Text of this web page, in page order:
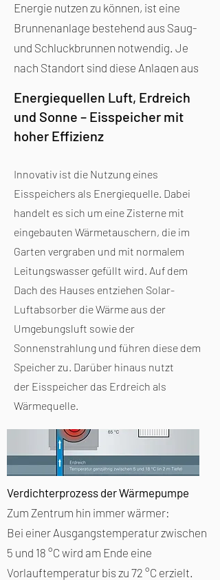
äußerst langlebigen Betrieb aus. Zur
Wärmeerzeugung wird in der Natur
vorhandene Wärme entzogen und mit ihr
ein Kältemittel verdampft, das bereits bei
geringer Temperatur siedet.
Der strombetriebene Verdichter
komprimiert das dabei entstehende Gas
Temperaturniveau. Ein Wärmetauscher
überträgt die Energie aus dem
erwärmten Gas auf den Heizkreislauf.
Dabei verflüssigt sich das noch unter
Druck stehende Kältemittel wieder und
wird in einem Expansionsventil
entspannt. Die Temperatur sinkt dabei
stark ab. Danach beginnt der Kreislauf
und mit ihm das Heizen mit Wärmepumpe
von vorn.
Verdichterprozess der Wärmepumpe
Zum Zentrum hin immer wärmer:
Bei einer Ausgangstemperatur zwischen
5 und 18 °C wird am Ende eine
Vorlauftemperatur bis zu 72 °C erzielt.
Energie nutzen zu können, ist eine
Brunnenanlage bestehend aus Saug-
und Schluckbrunnen notwendig. Je
nach Standort sind diese Anlagen aus
nicht zugelassen.
Aber auch in Gegenden, wo eine
das nicht automatisch einen
wirtschaftlichen Betrieb. Denn die
Wasserzusammensetzung hat einen
entscheidenden Einfluss auf den
reibungslosen und effizienten
Wärmepumpenbetrieb. Ist die Nutzung
einer Wasser-Wasser-Wärmepumpe
nicht möglich, bietet sich in der Praxis
die Sole-Wasser-Wärmepumpe mit
Eisspeicher oder Erdkollektoren als
gute Alternative an.
Energiequellen Luft, Erdreich
und Sonne – Eisspeicher mit
hoher Effizienz
Innovativ ist die Nutzung eines
Eisspeichers als Energiequelle. Dabei
handelt es sich um eine Zisterne mit
eingebauten Wärmetauschern, die im
Garten vergraben und mit normalem
Leitungswasser gefüllt wird. Auf dem
Dach des Hauses entziehen Solar-
Luftabsorber die Wärme aus der
Umgebungsluft sowie der
Sonnenstrahlung und führen diese dem
Speicher zu. Darüber hinaus nutzt
der Eisspeicher das Erdreich als
Wärmequelle.